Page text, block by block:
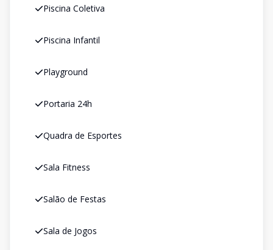
Piscina Coletiva
Piscina Infantil
Playground
Portaria 24h
Quadra de Esportes
Sala Fitness
Salão de Festas
Sala de Jogos